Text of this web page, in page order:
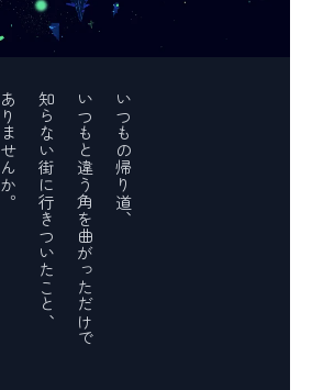
いつもの帰り道、
いつもと違う角を曲がっただけで
知らない街に行きついたこと、
ありませんか。